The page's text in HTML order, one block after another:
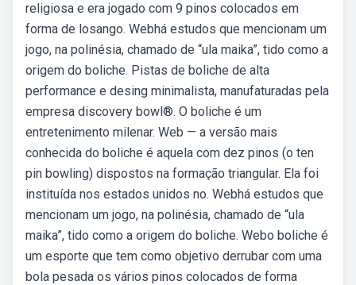
religiosa e era jogado com 9 pinos colocados em
forma de losango. Webhá estudos que mencionam um
jogo, na polinésia, chamado de “ula maika”, tido como a
origem do boliche. Pistas de boliche de alta
performance e desing minimalista, manufaturadas pela
empresa discovery bowl®. O boliche é um
entretenimento milenar. Web — a versão mais
conhecida do boliche é aquela com dez pinos (o ten
pin bowling) dispostos na formação triangular. Ela foi
instituída nos estados unidos no. Webhá estudos que
mencionam um jogo, na polinésia, chamado de “ula
maika”, tido como a origem do boliche. Webo boliche é
um esporte que tem como objetivo derrubar com uma
bola pesada os vários pinos colocados de forma